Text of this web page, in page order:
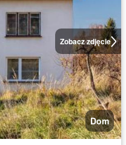
Zobacz zdjęcie
Dom